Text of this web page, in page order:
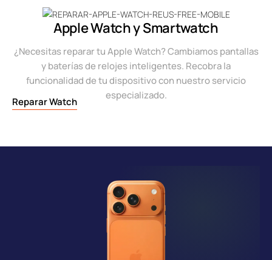
Apple Watch y Smartwatch
¿Necesitas reparar tu Apple Watch? Cambiamos pantallas
y baterías de relojes inteligentes. Recobra la
funcionalidad de tu dispositivo con nuestro servicio
especializado.
Reparar Watch